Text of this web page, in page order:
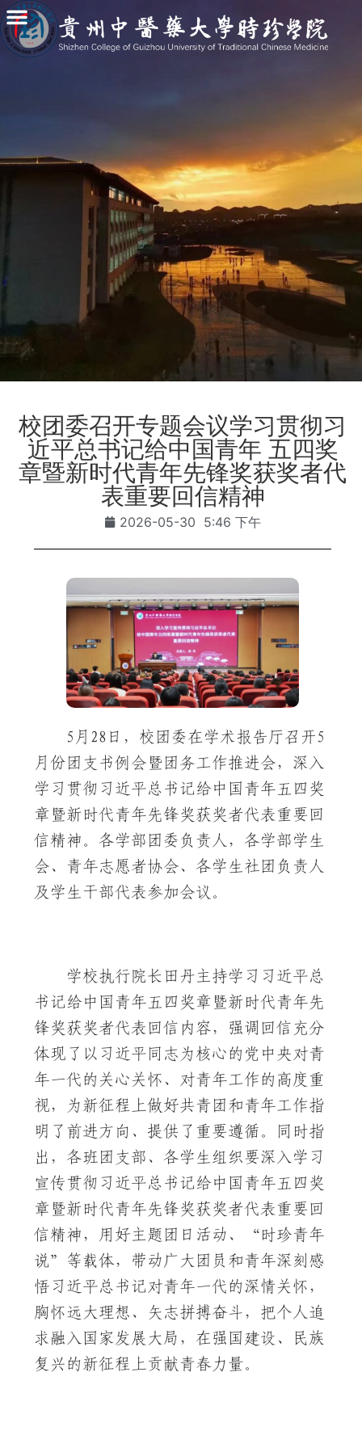
校团委召开专题会议学习贯彻习
近平总书记给中国青年 五四奖
章暨新时代青年先锋奖获奖者代
表重要回信精神
2026-05-30 5:46 下午
5月28日，校团委在学术报告厅召开5
月份团支书例会暨团务工作推进会，深入
学习贯彻习近平总书记给中国青年五四奖
章暨新时代青年先锋奖获奖者代表重要回
信精神。各学部团委负责人，各学部学生
会、青年志愿者协会、各学生社团负责人
及学生干部代表参加会议。
学校执行院长田丹主持学习习近平总
书记给中国青年五四奖章暨新时代青年先
锋奖获奖者代表回信内容，强调回信充分
体现了以习近平同志为核心的党中央对青
年一代的关心关怀、对青年工作的高度重
视，为新征程上做好共青团和青年工作指
明了前进方向、提供了重要遵循。同时指
出，各班团支部、各学生组织要深入学习
宣传贯彻习近平总书记给中国青年五四奖
章暨新时代青年先锋奖获奖者代表重要回
信精神，用好主题团日活动、“时珍青年
说”等载体，带动广大团员和青年深刻感
悟习近平总书记对青年一代的深情关怀，
胸怀远大理想、矢志拼搏奋斗，把个人追
求融入国家发展大局，在强国建设、民族
复兴的新征程上贡献青春力量。